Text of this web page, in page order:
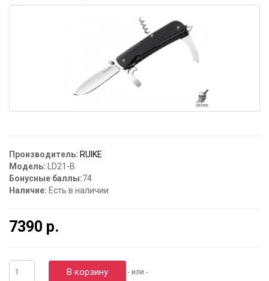
Производитель: RUIKE
Модель: LD21-B
Бонусные баллы:74
Наличие: Есть в наличии
7390 р.
В корзину - или -